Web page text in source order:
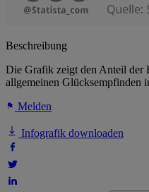
Beschreibung
Die Grafik zeigt den Anteil der
allgemeinen Glücksempfinden
Melden
Infografik downloaden